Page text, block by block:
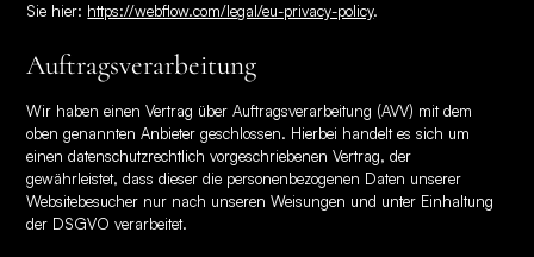
Sie hier: https://webflow.com/legal/eu-privacy-policy.
Auftragsverarbeitung
Wir haben einen Vertrag über Auftragsverarbeitung (AVV) mit dem
oben genannten Anbieter geschlossen. Hierbei handelt es sich um
einen datenschutzrechtlich vorgeschriebenen Vertrag, der
gewährleistet, dass dieser die personenbezogenen Daten unserer
Websitebesucher nur nach unseren Weisungen und unter Einhaltung
der DSGVO verarbeitet.